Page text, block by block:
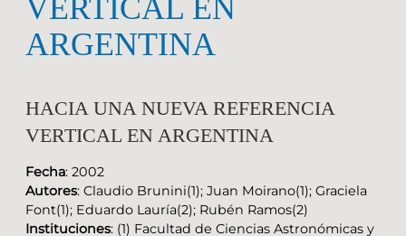
VERTICAL EN
ARGENTINA
HACIA UNA NUEVA REFERENCIA
VERTICAL EN ARGENTINA
Fecha: 2002
Autores: Claudio Brunini(1); Juan Moirano(1); Graciela
Font(1); Eduardo Lauría(2); Rubén Ramos(2)
Instituciones: (1) Facultad de Ciencias Astronómicas y